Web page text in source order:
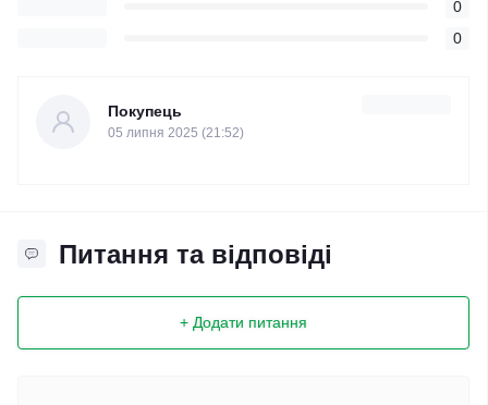
0
0
Покупець
05 липня 2025 (21:52)
Питання та відповіді
+ Додати питання